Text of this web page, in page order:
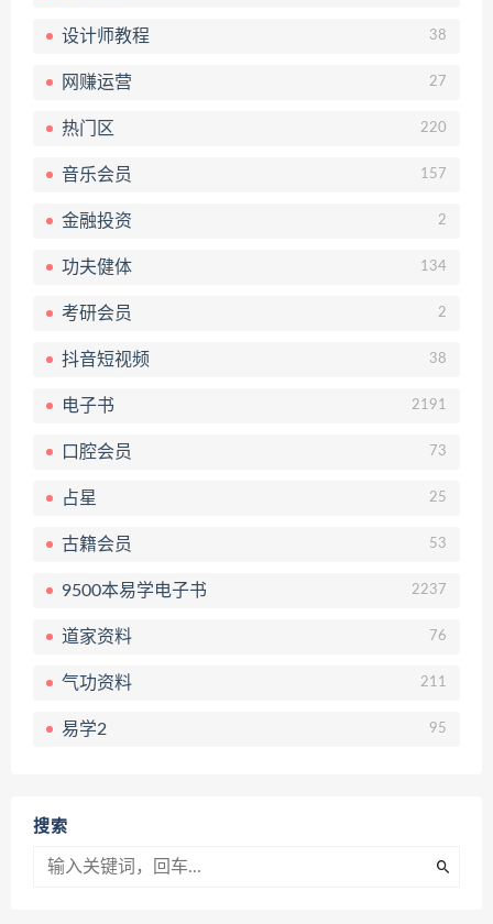
设计师教程 38
网赚运营 27
热门区 220
音乐会员 157
金融投资 2
功夫健体 134
考研会员 2
抖音短视频 38
电子书 2191
口腔会员 73
占星 25
古籍会员 53
9500本易学电子书 2237
道家资料 76
气功资料 211
易学2 95
搜索